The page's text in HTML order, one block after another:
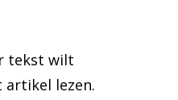
tekst wilt
lezen.